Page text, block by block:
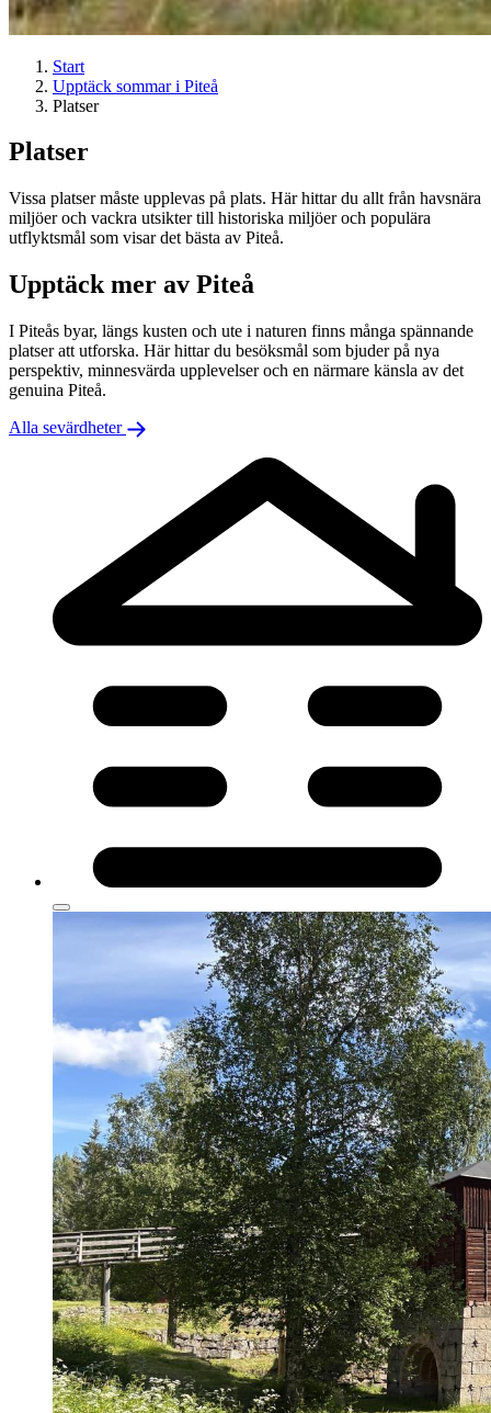
Start
Upptäck sommar i Piteå
Platser
Platser
Vissa platser måste upplevas på plats. Här hittar du allt från havsnära
miljöer och vackra utsikter till historiska miljöer och populära
utflyktsmål som visar det bästa av Piteå.
Upptäck mer av Piteå
I Piteås byar, längs kusten och ute i naturen finns många spännande
platser att utforska. Här hittar du besöksmål som bjuder på nya
perspektiv, minnesvärda upplevelser och en närmare känsla av det
genuina Piteå.
Alla sevärdheter